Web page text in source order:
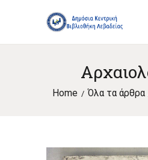
Home Όλα τα άρθρα
αναμνήσεις ολοκληρώθηκαν οι
δράσεις της Δημόσιας
στιγμές που θα θυμόμαστε με